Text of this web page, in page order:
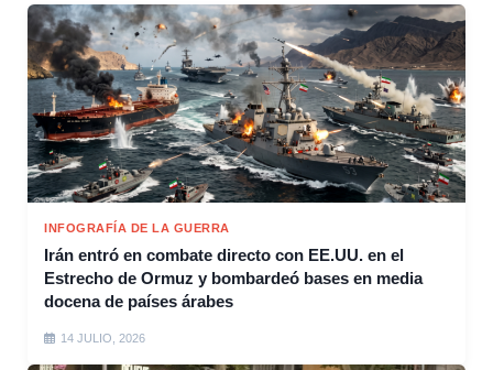
INFOGRAFÍA DE LA GUERRA
Irán entró en combate directo con EE.UU. en el
Estrecho de Ormuz y bombardeó bases en media
docena de países árabes
14 JULIO, 2026